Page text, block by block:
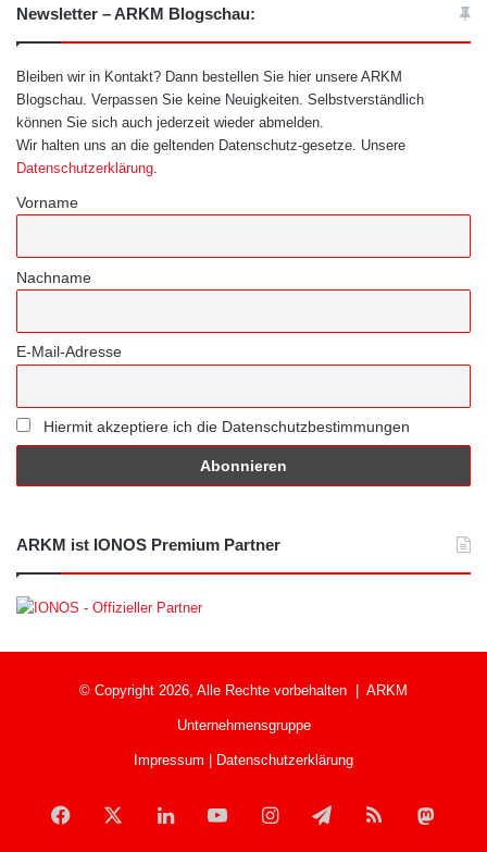
Newsletter – ARKM Blogschau:
Bleiben wir in Kontakt? Dann bestellen Sie hier unsere ARKM
Blogschau. Verpassen Sie keine Neuigkeiten. Selbstverständlich
können Sie sich auch jederzeit wieder abmelden.
Wir halten uns an die geltenden Datenschutz-gesetze. Unsere
Datenschutzerklärung
Vorname
Nachname
E-Mail-Adresse
Hiermit akzeptiere ich die Datenschutzbestimmungen
ARKM ist IONOS Premium Partner
© Copyright 2026, Alle Rechte vorbehalten | ARKM
Unternehmensgruppe
Impressum Datenschutzerklärung
Facebook LinkedInYouTubeInstagramTelegramRSS